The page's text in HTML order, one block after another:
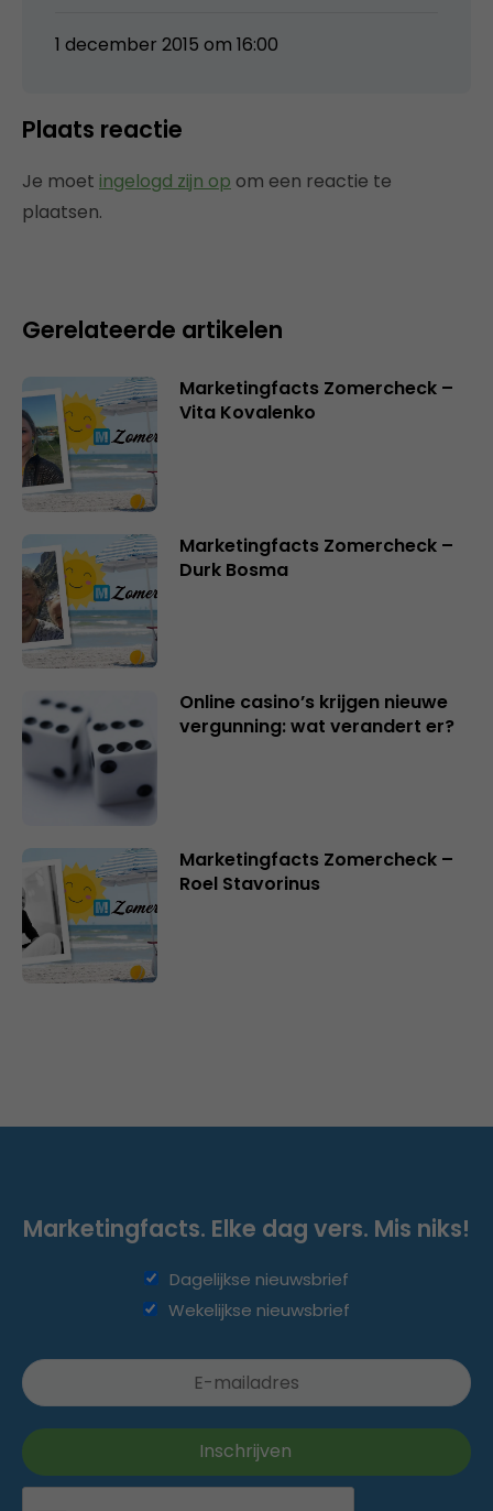
1 december 2015 om 16:00
Plaats reactie
Je moet ingelogd zijn op om een reactie te
plaatsen.
Gerelateerde artikelen
Marketingfacts Zomercheck –
Vita Kovalenko
Marketingfacts Zomercheck –
Durk Bosma
Online casino’s krijgen nieuwe
vergunning: wat verandert er?
Marketingfacts Zomercheck –
Roel Stavorinus
Marketingfacts. Elke dag vers. Mis niks!
Dagelijkse nieuwsbrief
Wekelijkse nieuwsbrief